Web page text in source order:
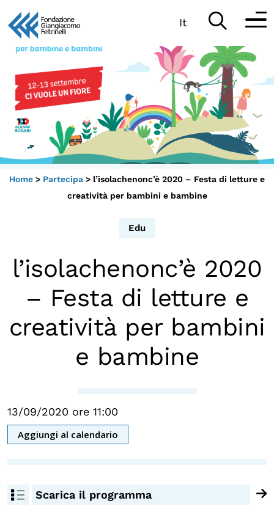
contenuto
It
Partecipa
Scopri
Collabora
Sostieni
LA FONDAZIONE
Persone
Archivio
Archivi del presente
I CONTENUTI
Progetti Internazionali
Home > Partecipa > l’isolachenonc’è 2020 – Festa di letture e
creatività per bambini e bambine
Edu
l’isolachenonc’è 2020
– Festa di letture e
creatività per bambini
e bambine
13/09/2020 ore 11:00
Aggiungi al calendario
Scarica il programma